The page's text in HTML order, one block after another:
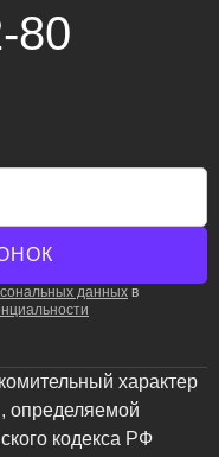
в
и предприятиям
и
доступом
Мы понимаем, что
поэтому
и заканчивая её
80
данных в
характер
определяемой
кодекса РФ